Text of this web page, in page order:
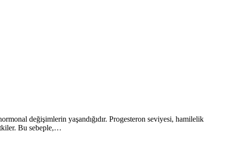
değişimlerin yaşandığıdır. Progesteron seviyesi, hamilelik
Bu sebeple,…